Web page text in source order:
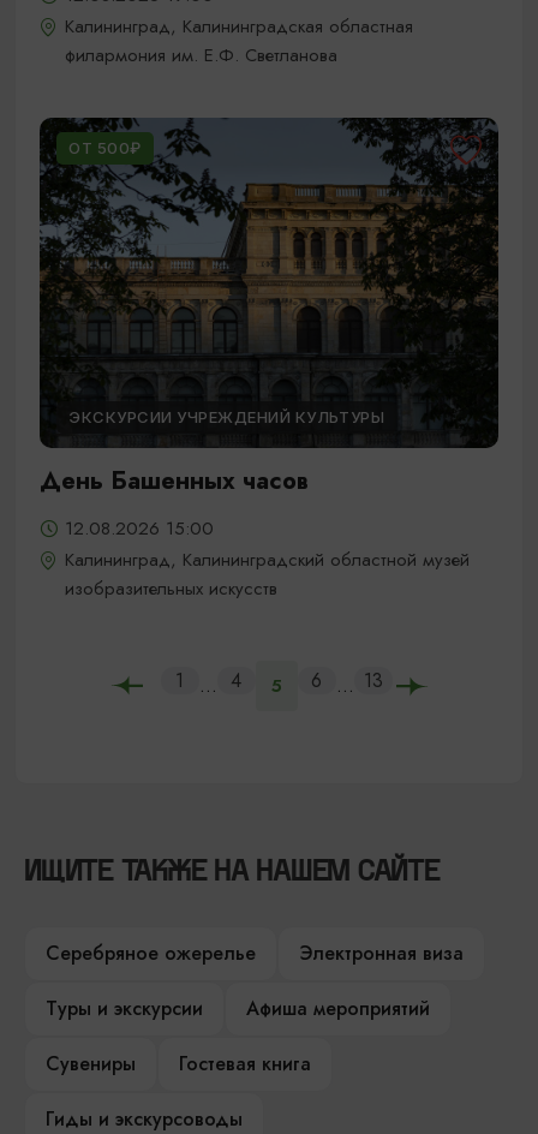
Калининград, Калининградская областная
филармония им. Е.Ф. Светланова
ОТ 500₽
ЭКСКУРСИИ УЧРЕЖДЕНИЙ КУЛЬТУРЫ
День Башенных часов
12.08.2026 15:00
Калининград, Калининградский областной музей
изобразительных искусств
1 ... 4 5 6 ... 13
ИЩИТЕ ТАКЖЕ НА НАШЕМ САЙТЕ
Серебряное ожерелье
Электронная виза
Туры и экскурсии
Афиша мероприятий
Сувениры
Гостевая книга
Гиды и экскурсоводы